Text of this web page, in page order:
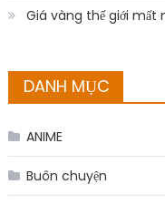
Giá vàng thế giới mất
DANH MỤC
ANIME
Buôn chuyện